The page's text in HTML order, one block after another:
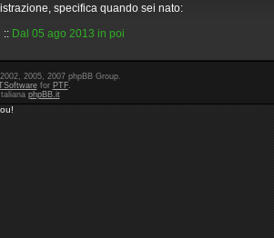
specifica quando sei nato:
:: Dal 05 ago 2013 in poi
2005, 2007 phpBB Group.
for PTF.
phpBB.it
ou!